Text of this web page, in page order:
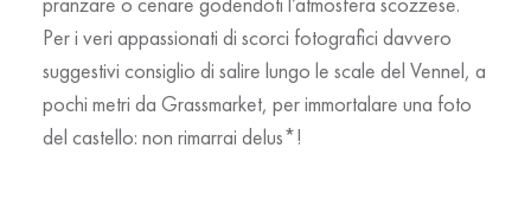
Per i veri appassionati di scorci fotografici davvero
suggestivi consiglio di salire lungo le scale del Vennel, a
pochi metri da Grassmarket, per immortalare una foto
del castello: non rimarrai delus*!